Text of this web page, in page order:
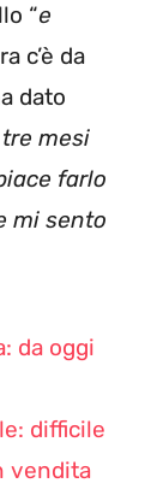
“e
c’è da
dato
mesi
farlo
mi sento
da oggi
difficile
vendita